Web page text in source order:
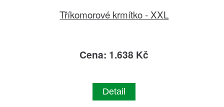
Tříkomorové krmítko - XXL
Cena: 1.638 Kč
Detail